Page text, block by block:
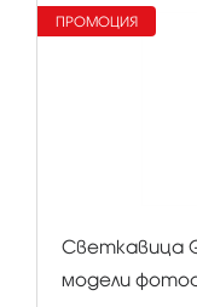
Светкавица
модели
ПРОМОЦИЯ